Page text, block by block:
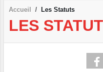
Accueil Les Statuts
LES